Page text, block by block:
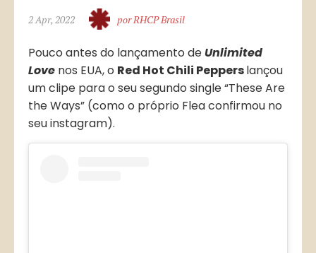
2 Apr, 2022 por RHCP Brasil
Pouco antes do lançamento deUnlimited
Love nos EUA, o Red Hot Chili Pepperslançou
um clipe para o seu segundo single “These Are
the Ways” (como o próprio Flea confirmou no
seu instagram).